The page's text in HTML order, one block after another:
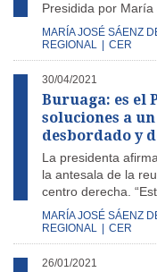
Presidida por
MARÍA JOSÉ SÁENZ
REGIONAL
CER
30/04/2021
Buruaga: es el
soluciones a
desbordado y
La presidenta
la antesala de la
centro derecha.
MARÍA JOSÉ SÁENZ
REGIONAL
CER
26/01/2021